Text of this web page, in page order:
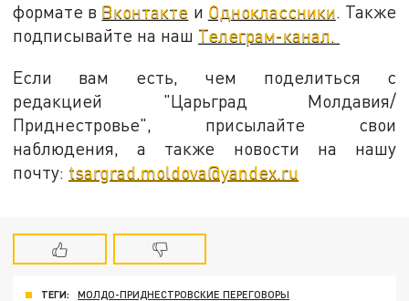
формате в Вконтакте и Одноклассники. Также
подписывайте на наш Телеграм-канал.
Если вам есть, чем поделиться с
редакцией "Царьград Молдавия/
Приднестровье", присылайте свои
наблюдения, а также новости на нашу
почту: tsargrad.moldova@yandex.ru
ТЕГИ: МОЛДО-ПРИДНЕСТРОВСКИЕ ПЕРЕГОВОРЫ